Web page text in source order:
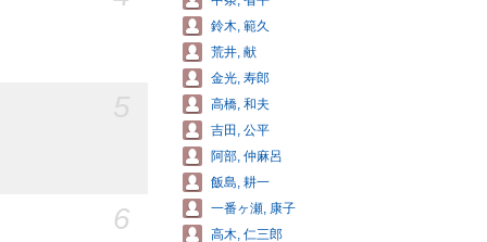
6
鈴木, 範久
荒井, 献
金光, 寿郎
高橋, 和夫
吉田, 公平
阿部, 仲麻呂
飯島, 耕一
一番ヶ瀬, 康子
高木, 仁三郎